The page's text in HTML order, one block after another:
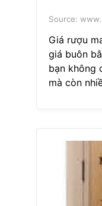
Source:
Giá rượu
giá buôn
bạn không
mà còn